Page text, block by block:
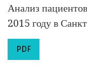
Анализ
2015 году в
PDF